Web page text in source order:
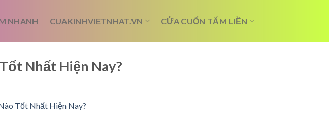
NHANH CUAKINHVIETNHAT.VN CỬA CUỐN TẤM LIỀN
Nhất Hiện Nay?
Tốt Nhất Hiện Nay?